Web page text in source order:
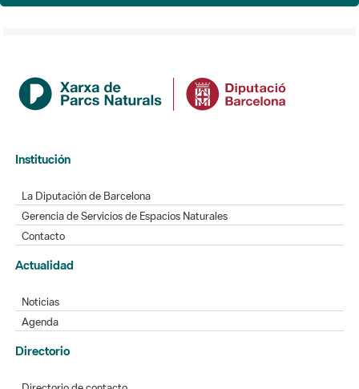
Institución
La Diputación de Barcelona
Gerencia de Servicios de Espacios Naturales
Contacto
Actualidad
Noticias
Agenda
Directorio